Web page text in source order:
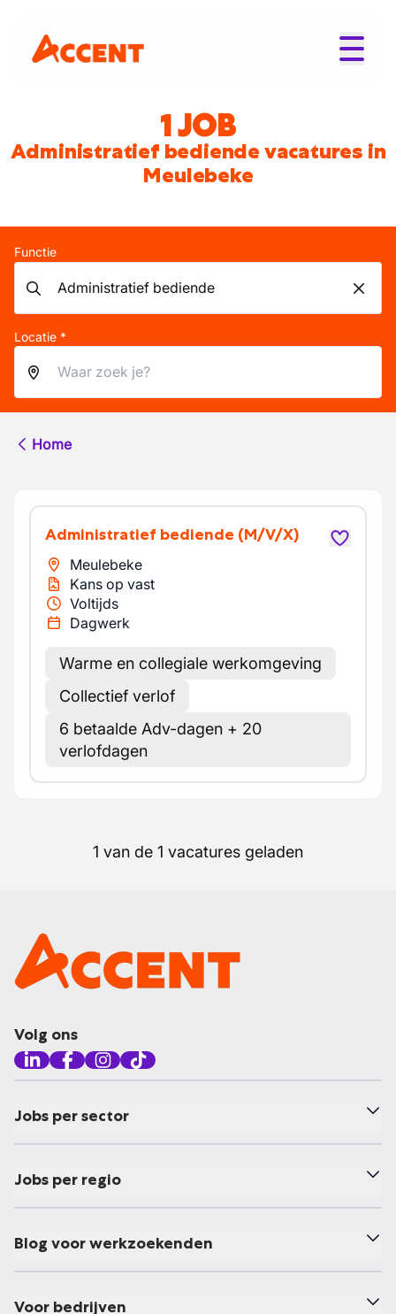
1 JOB
Administratief bediende vacatures in
Meulebeke
Functie
Locatie *
Home
Administratief bediende (M/V/X)
Meulebeke
Kans op vast
Voltijds
Dagwerk
Warme en collegiale werkomgeving
Collectief verlof
6 betaalde Adv-dagen + 20
verlofdagen
1 van de 1 vacatures geladen
Volg ons
Jobs per sector
Jobs per regio
Blog voor werkzoekenden
Voor bedrijven